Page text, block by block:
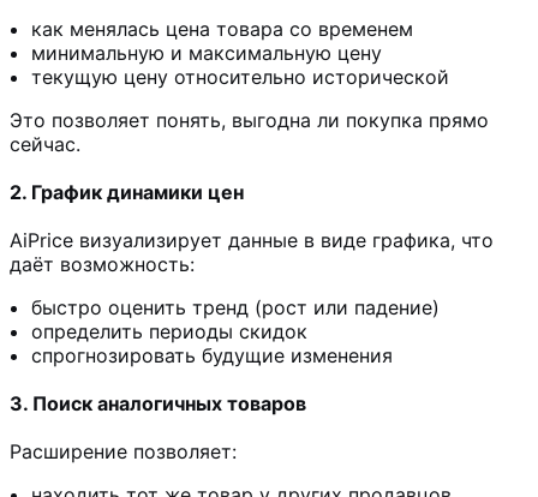
как менялась цена товара со временем
минимальную и максимальную цену
текущую цену относительно исторической
Это позволяет понять, выгодна ли покупка прямо
сейчас.
2. График динамики цен
AiPrice визуализирует данные в виде графика, что
даёт возможность:
быстро оценить тренд (рост или падение)
определить периоды скидок
спрогнозировать будущие изменения
3. Поиск аналогичных товаров
Расширение позволяет: